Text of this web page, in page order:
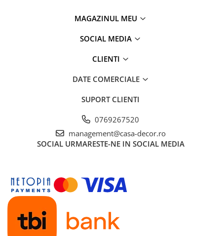
MAGAZINUL MEU
SOCIAL MEDIA
CLIENTI
DATE COMERCIALE
SUPORT CLIENTI
0769267520
management@casa-decor.ro
SOCIAL URMARESTE-NE IN SOCIAL MEDIA